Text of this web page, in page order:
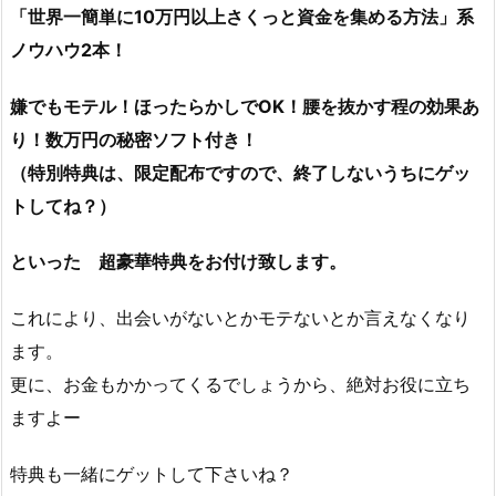
「世界一簡単に10万円以上さくっと資金を集める方法」系
ノウハウ2本！
嫌でもモテル！ほったらかしでOK！腰を抜かす程の効果あ
り！数万円の秘密ソフト付き！
（特別特典は、限定配布ですので、終了しないうちにゲッ
トしてね？）
といった 超豪華特典をお付け致します。
これにより、出会いがないとかモテないとか言えなくなり
ます。
更に、お金もかかってくるでしょうから、絶対お役に立ち
ますよー
特典も一緒にゲットして下さいね？